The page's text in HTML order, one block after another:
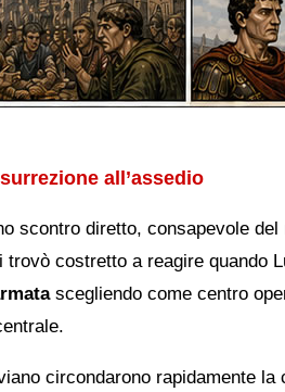
all’assedio
scontro diretto, consapevole
costretto a reagire quando
scegliendo come centro
circondarono rapidamente la